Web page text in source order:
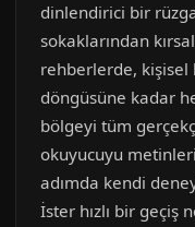
dinlendirici bir
sokaklarından
rehberlerde, kişisel
döngüsüne kadar
bölgeyi tüm
okuyucuyu
adımda kendi
İster hızlı bir geçiş